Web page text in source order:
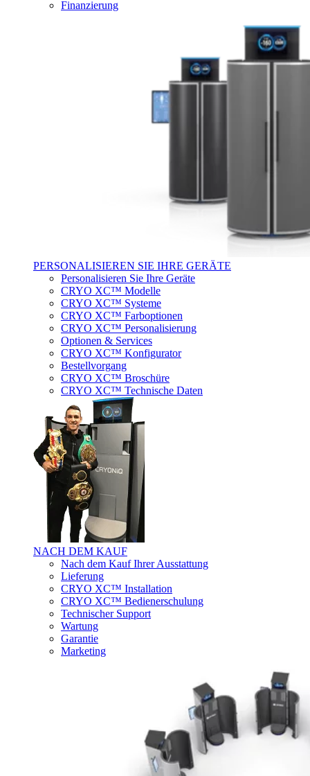
Finanzierung
PERSONALISIEREN SIE IHRE GERÄTE
Personalisieren Sie Ihre Geräte
CRYO XC™ Modelle
CRYO XC™ Systeme
CRYO XC™ Farboptionen
CRYO XC™ Personalisierung
Optionen & Services
CRYO XC™ Konfigurator
Bestellvorgang
CRYO XC™ Broschüre
CRYO XC™ Technische Daten
NACH DEM KAUF
Nach dem Kauf Ihrer Ausstattung
Lieferung
CRYO XC™ Installation
CRYO XC™ Bedienerschulung
Technischer Support
Wartung
Garantie
Marketing